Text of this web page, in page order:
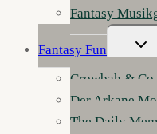
Fantasy
Fantasy Fun
Crowbah &
Der Arkane
The Daily